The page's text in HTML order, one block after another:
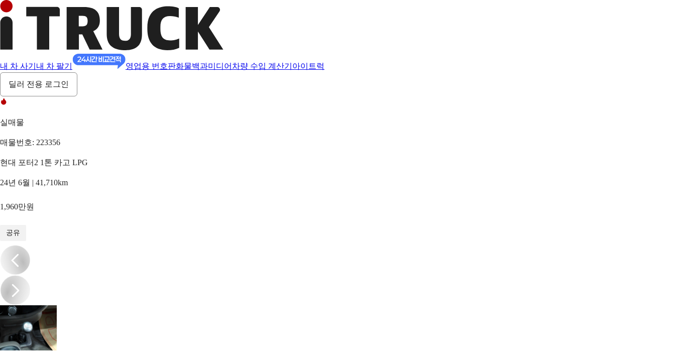
내 차 사기 내 차 팔기 영업용 번호판화물백과미디어 차량 수입 계산기 아이트럭
딜러 전용 로그인
실매물
매물번호: 223356
현대 포터2 1톤 카고 LPG
24년 6월 | 41,710km
1,960만원
공유
/20